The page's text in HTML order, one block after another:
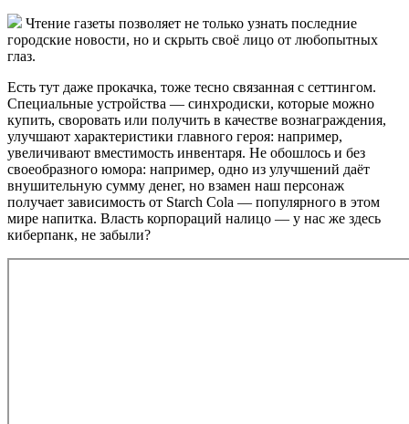
Чтение газеты позволяет не только узнать последние
городские новости, но и скрыть своё лицо от любопытных
глаз.
Есть тут даже прокачка, тоже тесно связанная с сеттингом.
Специальные устройства — синхродиски, которые можно
купить, своровать или получить в качестве вознаграждения,
улучшают характеристики главного героя: например,
увеличивают вместимость инвентаря. Не обошлось и без
своеобразного юмора: например, одно из улучшений даёт
внушительную сумму денег, но взамен наш персонаж
получает зависимость от Starch Cola — популярного в этом
мире напитка. Власть корпораций налицо — у нас же здесь
киберпанк, не забыли?